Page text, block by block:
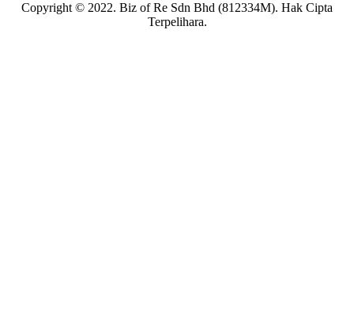
Copyright © 2022. Biz of Re Sdn Bhd (812334M). Hak Cipta
Terpelihara.